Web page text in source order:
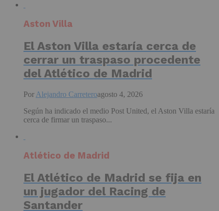
Aston Villa
El Aston Villa estaría cerca de
cerrar un traspaso procedente
del Atlético de Madrid
Por Alejandro Carreteroagosto 4, 2026
Según ha indicado el medio Post United, el Aston Villa estaría
cerca de firmar un traspaso...
Atlético de Madrid
El Atlético de Madrid se fija en
un jugador del Racing de
Santander